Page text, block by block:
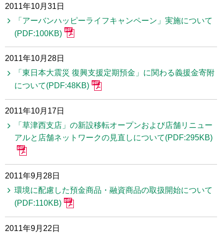
2011年10月31日
「アーバンハッピーライフキャンペーン」実施について
(PDF:100KB)
2011年10月28日
「東日本大震災 復興支援定期預金」に関わる義援金寄附
について(PDF:48KB)
2011年10月17日
「草津西支店」の新設移転オープンおよび店舗リニュー
アルと店舗ネットワークの見直しについて(PDF:295KB)
2011年9月28日
環境に配慮した預金商品・融資商品の取扱開始について
(PDF:110KB)
2011年9月22日